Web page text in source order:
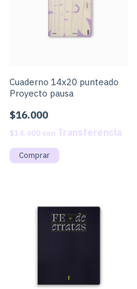
Cuaderno 14x20 punteado
Proyecto pausa
$16.000
$14.400 con